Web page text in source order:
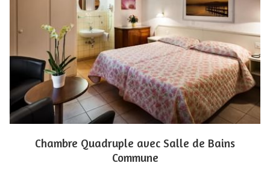
Chambre Quadruple avec Salle de Bains
Commune